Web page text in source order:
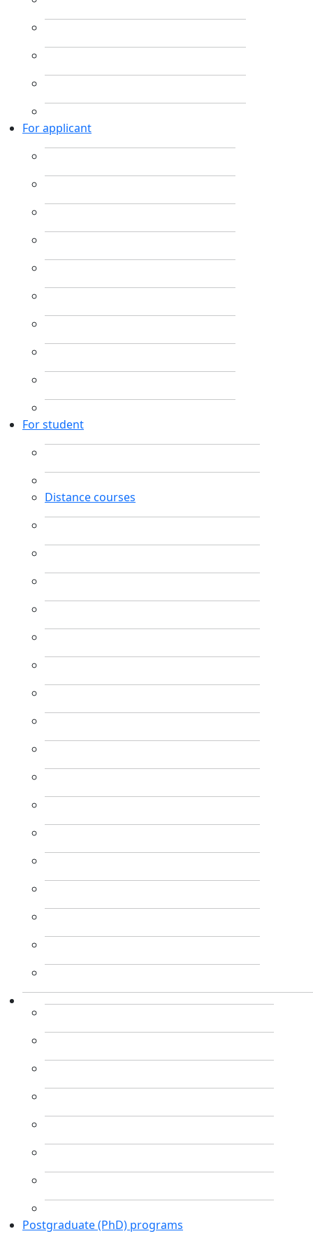
For applicant
For student
Distance courses
Postgraduate (PhD) programs